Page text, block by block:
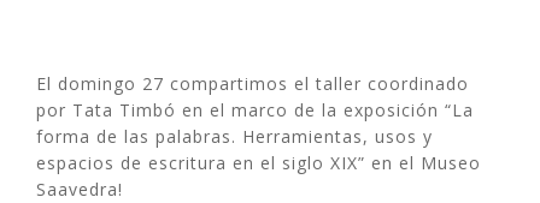
El domingo 27 compartimos el taller coordinado
por Tata Timbó en el marco de la exposición “La
forma de las palabras. Herramientas, usos y
espacios de escritura en el siglo XIX” en el Museo
Saavedra!